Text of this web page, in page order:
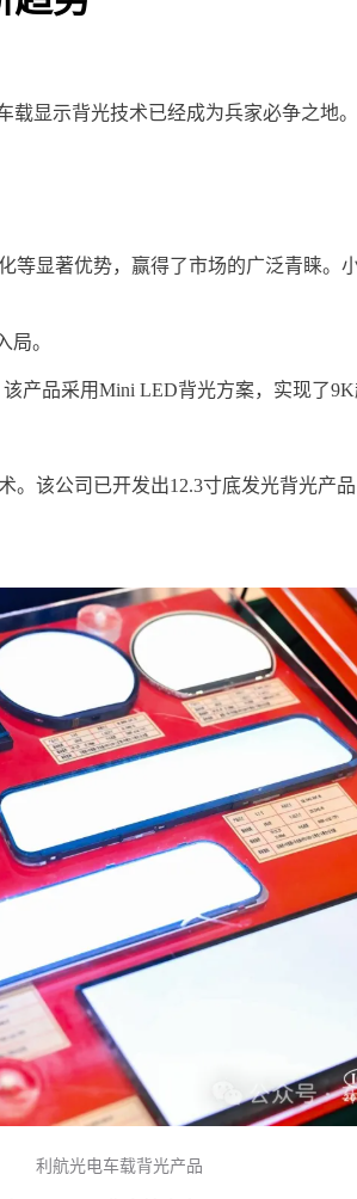
显示背光技术已经成为兵家必争之地
显著优势，赢得了市场的广泛青睐。
。
产品采用Mini LED背光方案，实现了9K
该公司已开发出12.3寸底发光背光产
利航光电车载背光产品